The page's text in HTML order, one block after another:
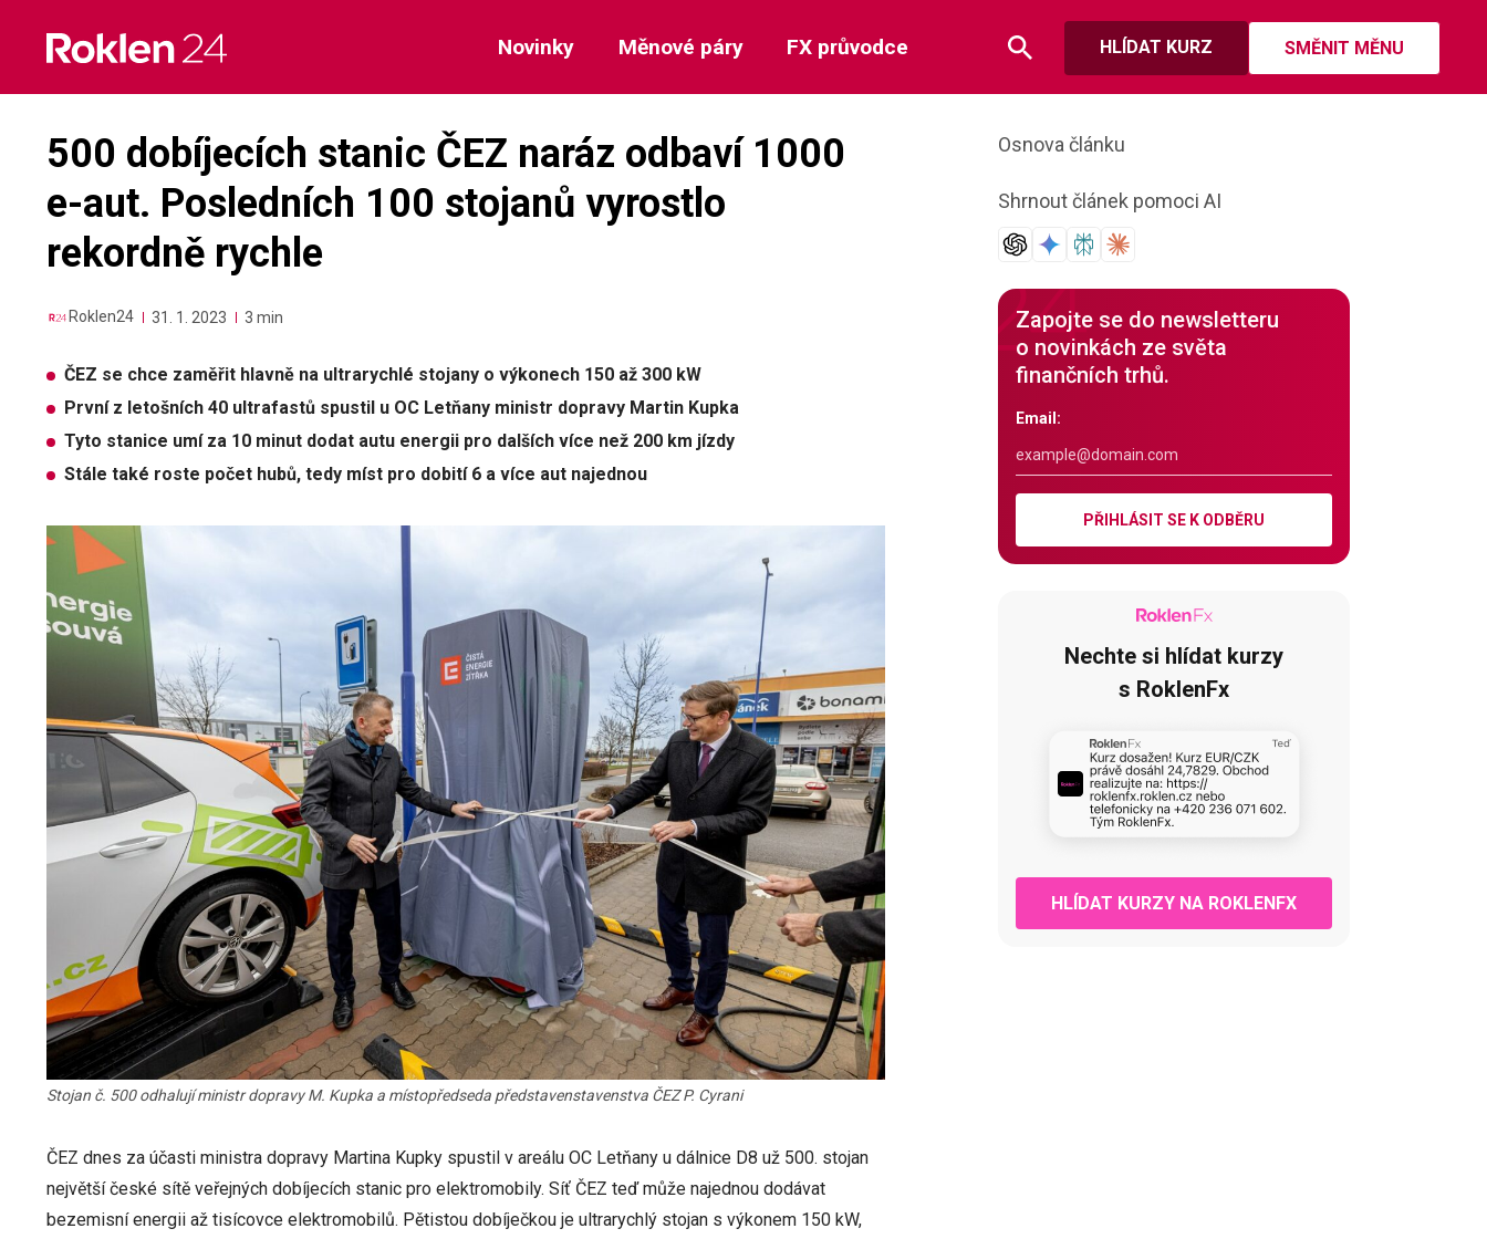
content
HLÍDAT KURZ SMĚNIT MĚNU
Novinky Měnové páry FX průvodce
500 dobíjecích stanic ČEZ naráz odbaví 1000
e-aut. Posledních 100 stojanů vyrostlo
rekordně rychle
Roklen24 31. 1. 2023 3 min
ČEZ se chce zaměřit hlavně na ultrarychlé stojany o výkonech 150 až 300 kW
První z letošních 40 ultrafastů spustil u OC Letňany ministr dopravy Martin Kupka
Tyto stanice umí za 10 minut dodat autu energii pro dalších více než 200 km jízdy
Stále také roste počet hubů, tedy míst pro dobití 6 a více aut najednou
Stojan č. 500 odhalují ministr dopravy M. Kupka a místopředseda představenstavenstva ČEZ P. Cyrani
ČEZ dnes za účasti ministra dopravy Martina Kupky spustil v areálu OC Letňany u dálnice D8 už 500. stojan
největší české sítě veřejných dobíjecích stanic pro elektromobily. Síť ČEZ teď může najednou dodávat
bezemisní energii až tisícovce elektromobilů. Pětistou dobíječkou je ultrarychlý stojan s výkonem 150 kW,
Osnova článku
Shrnout článek pomoci AI
Zapojte se do newsletteru
o novinkách ze světa
finančních trhů.
Email:
PŘIHLÁSIT SE K ODBĚRU
Nechte si hlídat kurzy
s RoklenFx
HLÍDAT KURZY NA ROKLENFX